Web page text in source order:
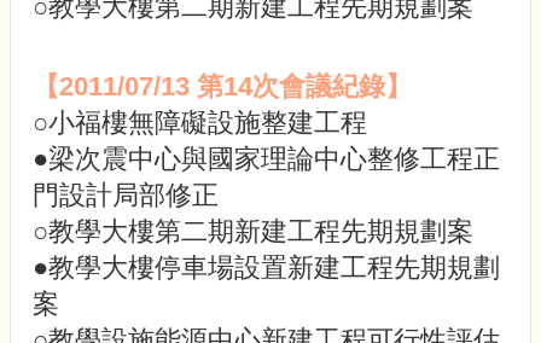
○教學大樓第二期新建工程先期規劃案
【2011/07/13 第14次會議紀錄】
○小福樓無障礙設施整建工程
●梁次震中心與國家理論中心整修工程正
門設計局部修正
○教學大樓第二期新建工程先期規劃案
●教學大樓停車場設置新建工程先期規劃
案